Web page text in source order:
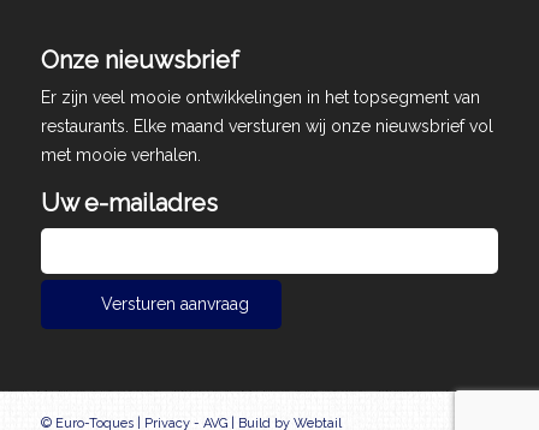
Onze nieuwsbrief
Er zijn veel mooie ontwikkelingen in het topsegment van
restaurants. Elke maand versturen wij onze nieuwsbrief vol
met mooie verhalen.
Uw e-mailadres
© Euro-Toques | Privacy - AVG| Build by Webtail